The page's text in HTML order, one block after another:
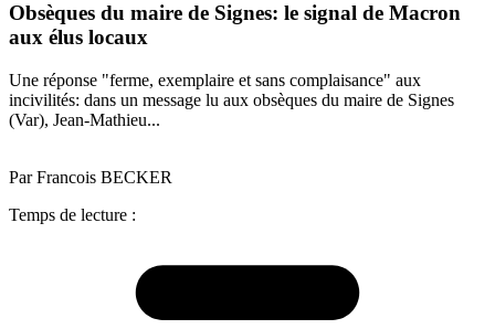
Obsèques du maire de Signes: le signal de Macron
aux élus locaux
Une réponse "ferme, exemplaire et sans complaisance" aux
incivilités: dans un message lu aux obsèques du maire de Signes
(Var), Jean-Mathieu...
Par Francois BECKER
Temps de lecture :